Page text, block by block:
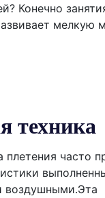
Конечно
мелкую
техника
плетения часто
воздушными.Эта